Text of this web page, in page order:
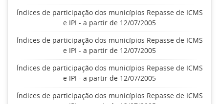
Índices de participação dos municípios Repasse de ICMS
e IPI - a partir de 12/07/2005
Índices de participação dos municípios Repasse de ICMS
e IPI - a partir de 12/07/2005
Índices de participação dos municípios Repasse de ICMS
e IPI - a partir de 12/07/2005
Índices de participação dos municípios Repasse de ICMS